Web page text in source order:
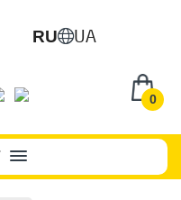
RU UA
0